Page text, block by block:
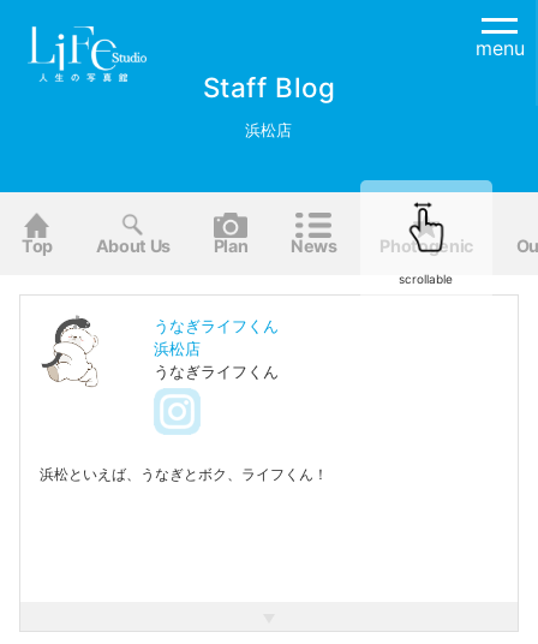
menu
Staff Blog
浜松店
Top About Us Plan News Photogenic
scrollable
うなぎライフくん
浜松店
うなぎライフくん
浜松といえば、うなぎとボク、ライフくん！